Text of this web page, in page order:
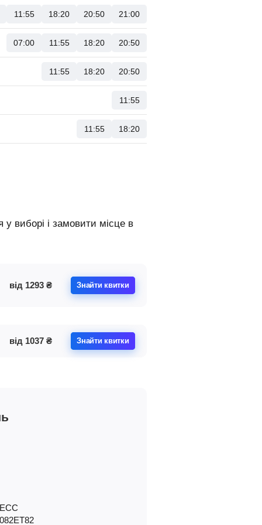
11:55 18:20 20:50 21:00
07:00 11:55 18:20 20:50
11:55 18:20 20:50
11:55
11:55 18:20
від 1293 ₴ Знайти квитки
від 1037 ₴ Знайти квитки